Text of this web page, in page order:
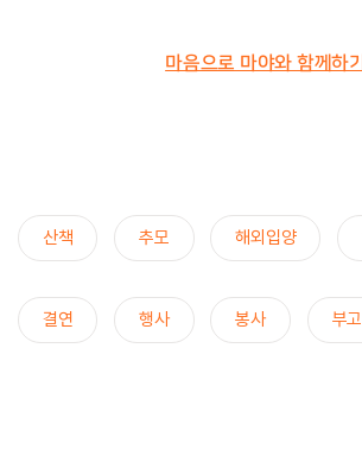
마음으로 마야와 함께하기
산책 추모 해외입양
결연 행사 봉사 부고